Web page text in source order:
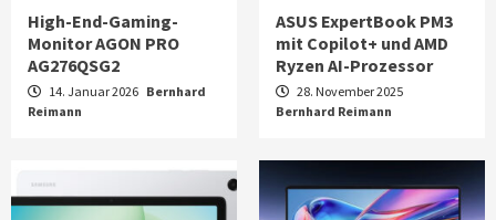
High-End-Gaming-
Monitor AGON PRO
AG276QSG2
14. Januar 2026 Bernhard
Reimann
ASUS ExpertBook PM3
mit Copilot+ und AMD
Ryzen AI-Prozessor
28. November 2025
Bernhard Reimann